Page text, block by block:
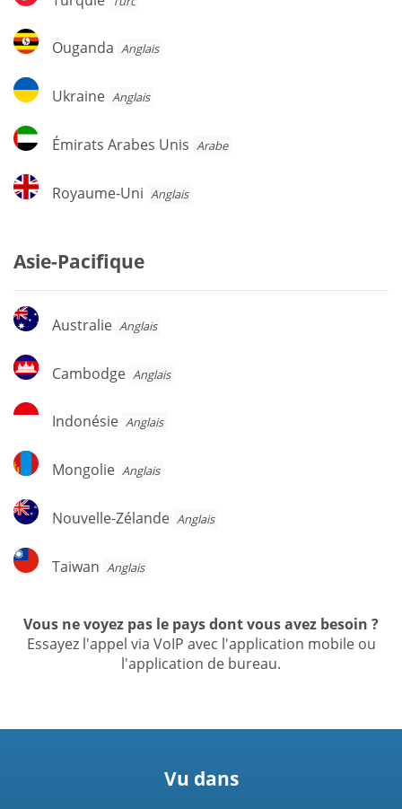
Ouganda
Ouganda Anglais
Ukraine
Ukraine Anglais
Émirats
Arabes
Émirats Arabes Unis Arabe
Royaume-
Uni
Royaume-Uni Anglais
Asie-Pacifique
Australie
Australie Anglais
Cambodge
Cambodge Anglais
Indonésie
Indonésie Anglais
Mongolie
Mongolie Anglais
Nouvelle-
Zélande
Nouvelle-Zélande Anglais
Taiwan
Taiwan Anglais
Vous ne voyez pas le pays dont vous avez besoin ?
Essayez l'appel via VoIP avec l'application mobile ou
l'application de bureau.
Vu dans